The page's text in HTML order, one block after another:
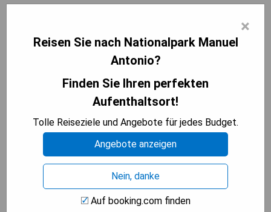
- Moderne Ausstattung in den Zimmern
- Atemberaubende Ausblicke auf das Meer oder
PREISE ANZEIGEN
Si Como No Resort & Wildlife
Refuge
×
Reisen Sie nach Nationalpark Manuel
Antonio?
Finden Sie Ihren perfekten
Aufenthaltsort!
Tolle Reiseziele und Angebote für jedes Budget.
Angebote anzeigen
Nein, danke
Auf booking.com finden